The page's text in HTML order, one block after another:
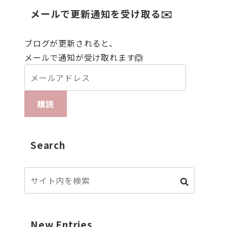
メールで更新通知を受け取る✉️
ブログが更新されると、
メールで通知が受け取れます🙆
購読
Search
New Entries